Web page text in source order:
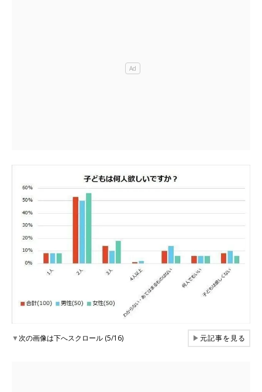
▼次の画像は下へスクロール (5/16) ▶元記事を見る